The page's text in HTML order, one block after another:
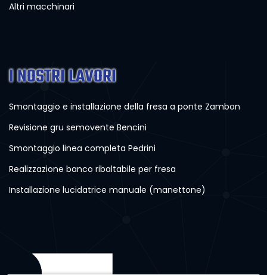
Altri macchinari
I NOSTRI LAVORI
Smontaggio e installazione della fresa a ponte Zambon
Revisione gru semovente Bencini
Smontaggio linea completa Pedrini
Realizzazione banco ribaltabile per fresa
Installazione lucidatrice manuale (manettone)